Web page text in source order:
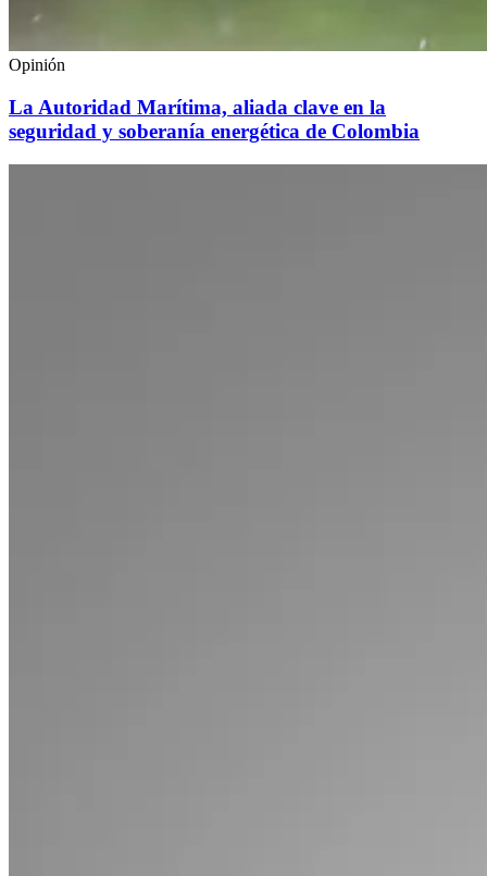
Opinión
La Autoridad Marítima, aliada clave en la
seguridad y soberanía energética de Colombia